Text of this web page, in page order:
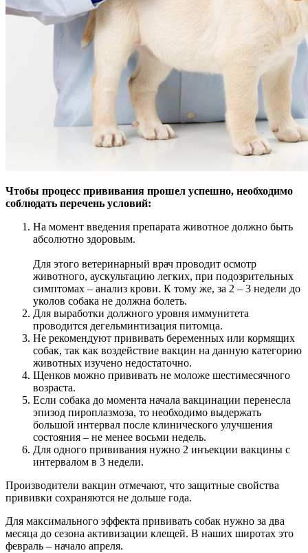
Чтобы процесс прививания прошел успешно, необходимо
соблюдать перечень условий:
На момент введения препарата животное должно быть
абсолютно здоровым.
Для этого ветеринарный врач проводит осмотр
животного, аускультацию легких, при подозрительных
симптомах – анализ крови. К тому же, за 2 – 3 недели до
уколов собака не должна болеть.
Для выработки должного уровня иммунитета
проводится дегельминтизация питомца.
Не рекомендуют прививать беременных или кормящих
собак, так как воздействие вакцин на данную категорию
животных изучено недостаточно.
Щенков можно прививать не моложе шестимесячного
возраста.
Если собака до момента начала вакцинации перенесла
эпизод пироплазмоза, то необходимо выдержать
большой интервал после клинического улучшения
состояния – не менее восьми недель.
Для одного прививания нужно 2 инъекции вакцины с
интервалом в 3 недели.
Производители вакцин отмечают, что защитные свойства
прививки сохраняются не дольше года.
Для максимального эффекта прививать собак нужно за два
месяца до сезона активизации клещей. В наших широтах это
февраль – начало апреля.